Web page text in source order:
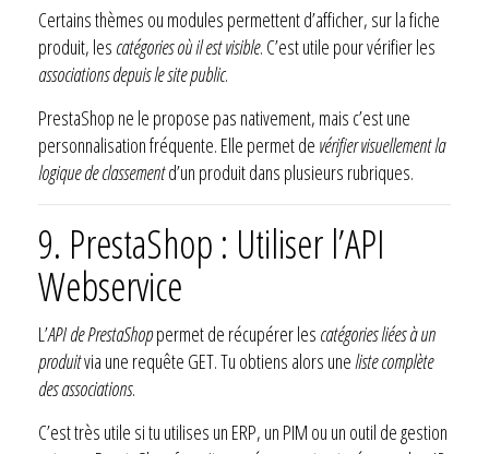
Certains thèmes ou modules permettent d’afficher, sur la fiche
produit, les catégories où il est visible. C’est utile pour vérifier les
associations depuis le site public.
PrestaShop ne le propose pas nativement, mais c’est une
personnalisation fréquente. Elle permet de vérifier visuellement la
logique de classementd’un produit dans plusieurs rubriques.
9. PrestaShop : Utiliser l’API
Webservice
L’API de PrestaShoppermet de récupérer les catégories liées à un
produitvia une requête GET. Tu obtiens alors une liste complète
des associations.
C’est très utile si tu utilises un ERP, un PIM ou un outil de gestion